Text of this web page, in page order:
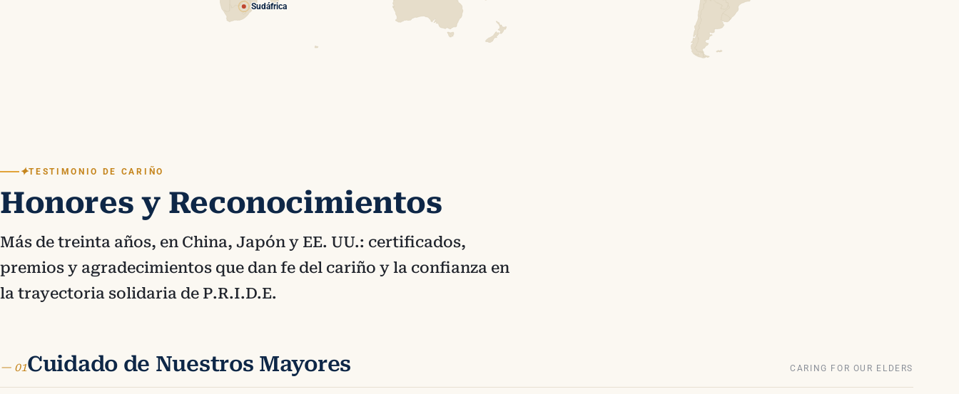
Sudáfrica
✦TESTIMONIO DE CARIÑO
Honores y Reconocimientos
Más de treinta años, en China, Japón y EE. UU.: certificados,
premios y agradecimientos que dan fe del cariño y la confianza en
la trayectoria solidaria de P.R.I.D.E.
— 01Cuidado de Nuestros Mayores CARING FOR OUR ELDERS